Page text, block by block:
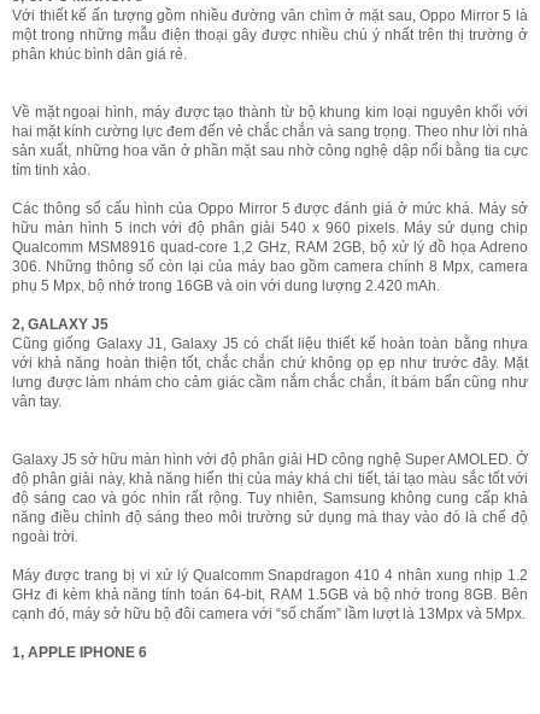
Với thiết kế ấn tượng gồm nhiều đường vân chìm ở mặt sau, Oppo Mirror 5 là
một trong những mẫu điện thoại gây được nhiều chú ý nhất trên thị trường ở
phân khúc bình dân giá rẻ.
Về mặt ngoại hình, máy được tạo thành từ bộ khung kim loại nguyên khối với
hai mặt kính cường lực đem đến vẻ chắc chắn và sang trọng. Theo như lời nhà
sản xuất, những hoa văn ở phần mặt sau nhờ công nghệ dập nổi bằng tia cực
tím tinh xảo.
Các thông số cấu hình của Oppo Mirror 5 được đánh giá ở mức khá. Máy sở
hữu màn hình 5 inch với độ phân giải 540 x 960 pixels. Máy sử dụng chip
Qualcomm MSM8916 quad-core 1,2 GHz, RAM 2GB, bộ xử lý đồ họa Adreno
306. Những thông số còn lại của máy bao gồm camera chính 8 Mpx, camera
phụ 5 Mpx, bộ nhớ trong 16GB và oin với dung lượng 2.420 mAh.
2, GALAXY J5
Cũng giống Galaxy J1, Galaxy J5 có chất liệu thiết kế hoàn toàn bằng nhựa
với khả năng hoàn thiện tốt, chắc chắn chứ không ọp ẹp như trước đây. Mặt
lưng được làm nhám cho cảm giác cầm nắm chắc chắn, ít bám bẩn cũng như
vân tay.
Galaxy J5 sở hữu màn hình với độ phân giải HD công nghệ Super AMOLED. Ở
độ phân giải này, khả năng hiển thị của máy khá chi tiết, tái tạo màu sắc tốt với
độ sáng cao và góc nhìn rất rộng. Tuy nhiên, Samsung không cung cấp khả
năng điều chỉnh độ sáng theo môi trường sử dụng mà thay vào đó là chế độ
ngoài trời.
Máy được trang bị vi xử lý Qualcomm Snapdragon 410 4 nhân xung nhịp 1.2
GHz đi kèm khả năng tính toán 64-bit, RAM 1.5GB và bộ nhớ trong 8GB. Bên
cạnh đó, máy sở hữu bộ đôi camera với “số chấm” lầm lượt là 13Mpx và 5Mpx.
1, APPLE IPHONE 6